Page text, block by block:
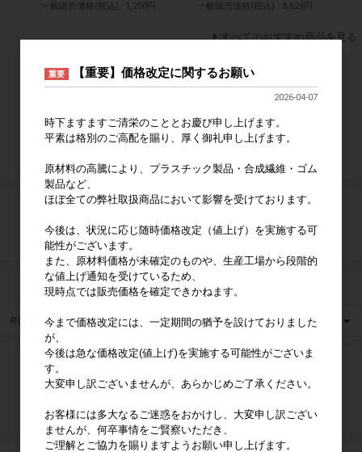
一般販売価格(税込)
1,250円
一般販売価格(税込)
8,624円
すべてのおすすめ商品を見る
ログイン
ログイン
カート
カテゴリ
ROCKBROS
検索
検索
重要 【重要】価格改定に関するお願い
2026-04-07
時下ますますご清栄のこととお慶び申し上げます。
平素は格別のご高配を賜り、厚く御礼申し上げます。
原材料の高騰により、プラスチック製品・合成繊維・ゴム
製品など、
ほぼ全ての弊社取扱商品において影響を受けております。
今後は、状況に応じ随時価格改定（値上げ）を実施する可
能性がございます。
また、原材料価格が未確定のものや、生産工場から段階的
な値上げ通知を受けているため、
現時点では販売価格を確定できかねます。
今まで価格改定には、一定期間の猶予を設けておりました
が、
今後は急な価格改定(値上げ)を実施する可能性がございま
す。
大変申し訳ございませんが、あらかじめご了承ください。
お客様には多大なるご迷惑をおかけし、大変申し訳ござい
ませんが、何卒事情をご賢察いただき、
ご理解とご協力を賜りますようお願い申し上げます。